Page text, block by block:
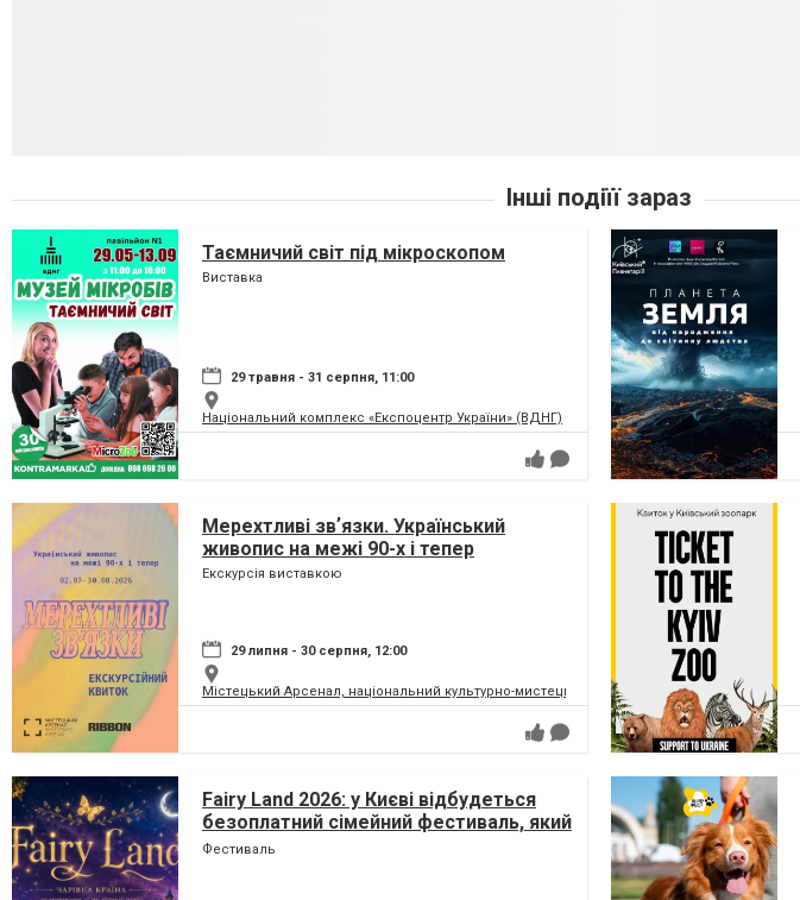
Інші подіїї зараз
Таємничий світ під мікроскопом
Виставка
29 травня - 31 серпня, 11:00
Національний комплекс «Експоцентр України» (ВДНГ)
Мерехтливі звʼязки. Український
живопис на межі 90-х і тепер
Екскурсія виставкою
29 липня - 30 серпня, 12:00
Містецький Арсенал, національний культурно-мистецький та музейний комплекс
Fairy Land 2026: у Києві відбудеться
безоплатний сімейний фестиваль, який
перетворить парк на ВДНГ на чарівну
Фестиваль